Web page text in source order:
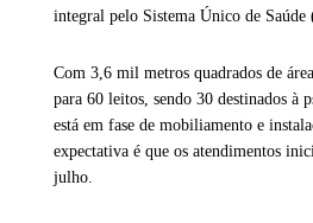
integral pelo Sistema Único de Saúde
Com 3,6 mil metros quadrados de
para 60 leitos, sendo 30 destinados à
está em fase de mobiliamento e
expectativa é que os atendimentos
julho.